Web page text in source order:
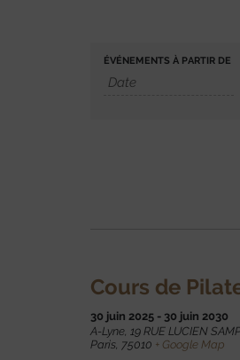
ÉVÉNEMENTS À PARTIR DE
liste
des
Événements
Cours de
30 juin 2025 - 30 juin 2030
A-Lyne, 19 RUE LUCIEN
Paris 75010 + Google Map